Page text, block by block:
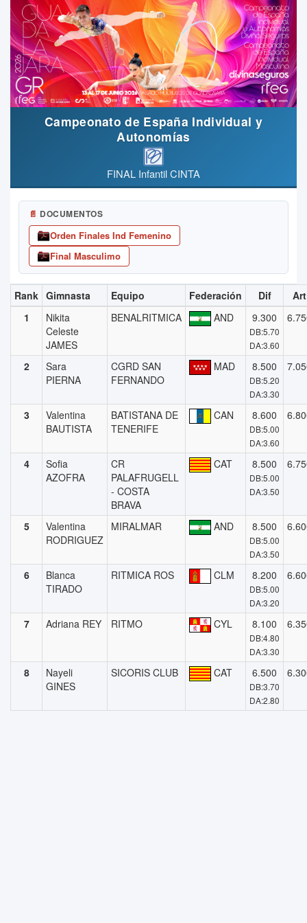
Campeonato de España Individual y
Autonomías
FINAL Infantil CINTA
📄 DOCUMENTOS
Orden Finales Ind Femenino
Final Masculimo
Rank Gimnasta Equipo Federación Dif
Art
1
Nikita
Celeste
JAMES
BENALRITMICA AND 9.300
DB:5.70
DA:3.60
2
Sara
PIERNA
CGRD SAN
FERNANDO
MAD 8.500
DB:5.20
DA:3.30
3
Valentina
BAUTISTA
BATISTANA DE
TENERIFE
CAN 8.600
DB:5.00
DA:3.60
4
Sofia
AZOFRA
CR
PALAFRUGELL
- COSTA
BRAVA
CAT 8.500
DB:5.00
DA:3.50
5
Valentina
RODRIGUEZ
MIRALMAR AND 8.500
DB:5.00
DA:3.50
6
Blanca
TIRADO
RITMICA ROS CLM 8.200
DB:5.00
DA:3.20
7 Adriana REY RITMO CYL 8.100
DB:4.80
DA:3.30
8
Nayeli
GINES
SICORIS CLUB CAT 6.500
DB:3.70
DA:2.80